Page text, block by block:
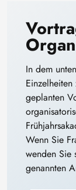
In dem
geplanten
Wenn Sie
wenden Sie
genannten